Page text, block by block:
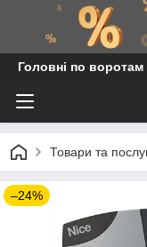
Головні по воротам
Товари та
–24%